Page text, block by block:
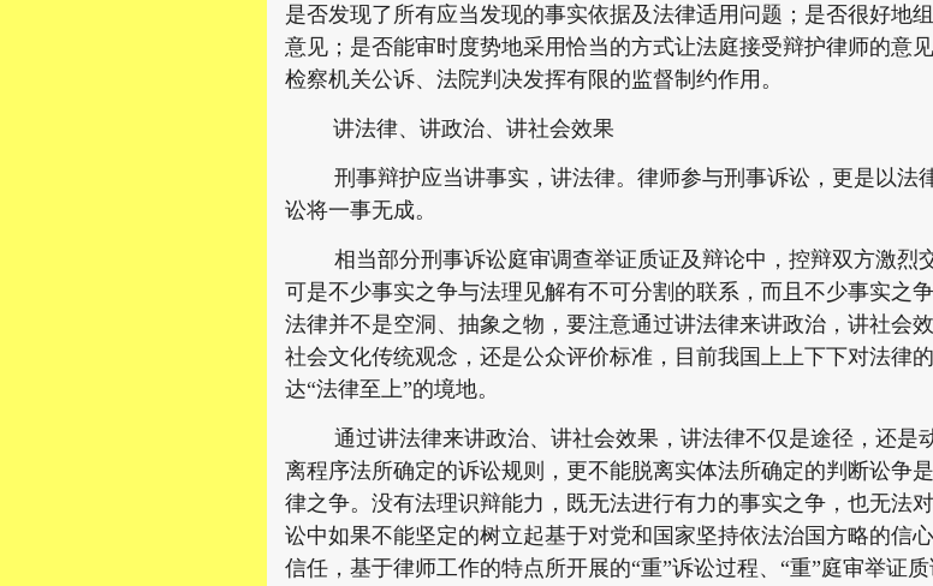
是否发现了所有应当发现的事实依据及法律适用问题；是否很好地
意见；是否能审时度势地采用恰当的方式让法庭接受辩护律师的意
检察机关公诉、法院判决发挥有限的监督制约作用。
讲法律、讲政治、讲社会效果
刑事辩护应当讲事实，讲法律。律师参与刑事诉讼，更是以法
讼将一事无成。
相当部分刑事诉讼庭审调查举证质证及辩论中，控辩双方激烈交
可是不少事实之争与法理见解有不可分割的联系，而且不少事实之
法律并不是空洞、抽象之物，要注意通过讲法律来讲政治，讲社会
社会文化传统观念，还是公众评价标准，目前我国上上下下对法律
达“法律至上”的境地。
通过讲法律来讲政治、讲社会效果，讲法律不仅是途径，还是
离程序法所确定的诉讼规则，更不能脱离实体法所确定的判断讼争
律之争。没有法理识辩能力，既无法进行有力的事实之争，也无法
讼中如果不能坚定的树立起基于对党和国家坚持依法治国方略的信
信任，基于律师工作的特点所开展的“重”诉讼过程、“重”庭审举证